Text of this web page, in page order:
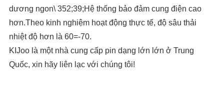
dương ngon\ 352;39;Hệ thống bảo đảm cung điện cao
hơn.Theo kinh nghiệm hoạt động thực tế, độ sâu thải
nhiệt độ hơn là 60=-70.
KIJoo là một nhà cung cấp pin dạng lớn lớn ở Trung
Quốc, xin hãy liên lạc với chúng tôi!